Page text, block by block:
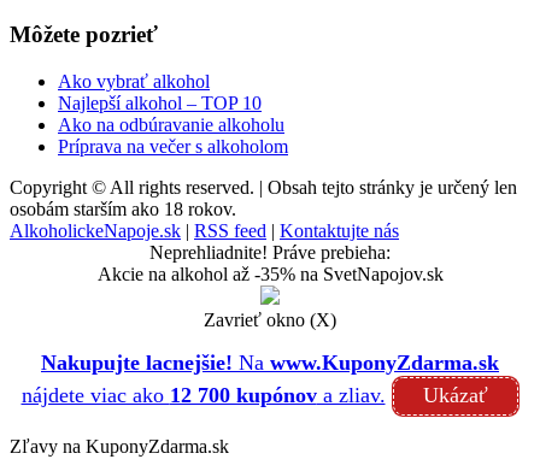
Môžete pozrieť
Ako vybrať alkohol
Najlepší alkohol – TOP 10
Ako na odbúravanie alkoholu
Príprava na večer s alkoholom
Copyright © All rights reserved. | Obsah tejto stránky je určený len
osobám starším ako 18 rokov.
AlkoholickeNapoje.sk | RSS feed | Kontaktujte nás
Neprehliadnite! Práve prebieha:
Akcie na alkohol až -35% na SvetNapojov.sk
Zavrieť okno (X)
Nakupujte lacnejšie! Na www.KuponyZdarma.sk
nájdete viac ako 12 700 kupónova zliav. Ukázať
Zľavy na KuponyZdarma.sk